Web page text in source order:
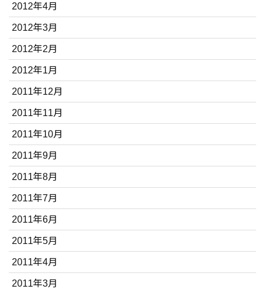
2012年4月
2012年3月
2012年2月
2012年1月
2011年12月
2011年11月
2011年10月
2011年9月
2011年8月
2011年7月
2011年6月
2011年5月
2011年4月
2011年3月